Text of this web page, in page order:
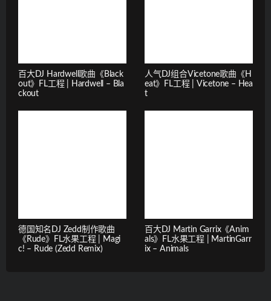
百大DJ Hardwell歌曲《Black
out》FL工程 | Hardwell – Bla
ckout
人气DJ组合Vicetone歌曲《H
eat》FL工程 | Vicetone – Hea
t
德国知名DJ Zedd制作歌曲
《Rude》FL水果工程 | Magi
c! – Rude (Zedd Remix)
百大DJ Martin Garrix《Anim
als》FL水果工程 | MartinGarr
ix – Animals